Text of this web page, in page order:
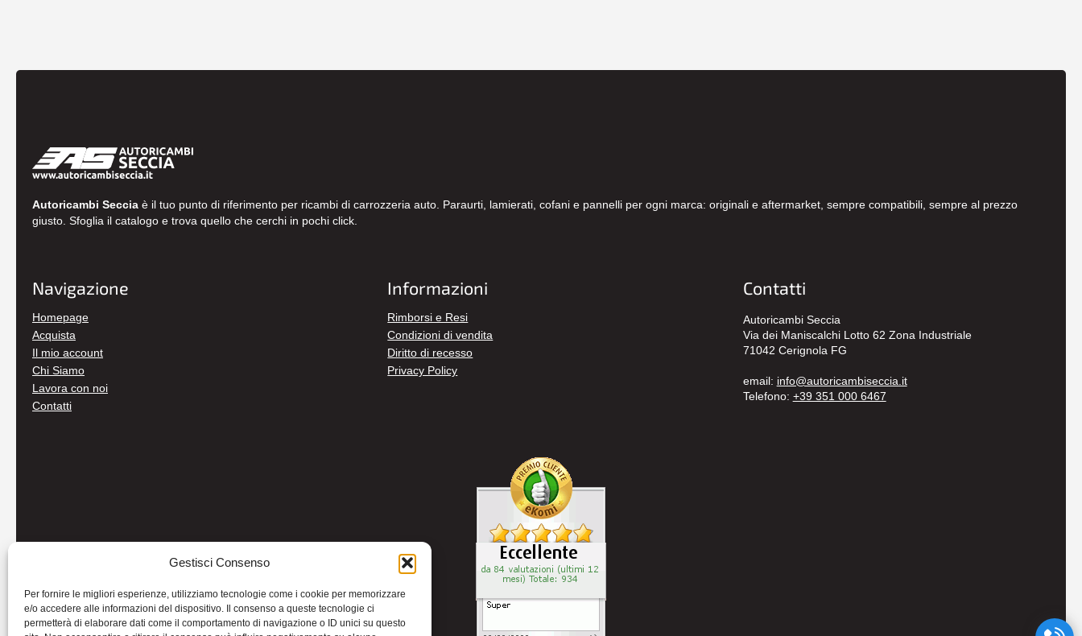
Gestisci Consenso
Per fornire le migliori esperienze, utilizziamo tecnologie come i cookie per memorizzare
e/o accedere alle informazioni del dispositivo. Il consenso a queste tecnologie ci
permetterà di elaborare dati come il comportamento di navigazione o ID unici su questo
Autoricambi Seccia è il tuo punto di riferimento per ricambi di carrozzeria auto. Paraurti, lamierati, cofani e pannelli per ogni marca: originali e aftermarket, sempre compatibili, sempre al prezzo
giusto. Sfoglia il catalogo e trova quello che cerchi in pochi click.
Navigazione
Homepage
Acquista
Il mio account
Chi Siamo
Lavora con noi
Contatti
Informazioni
Rimborsi e Resi
Condizioni di vendita
Diritto di recesso
Privacy Policy
Contatti
Autoricambi Seccia
Via dei Maniscalchi Lotto 62 Zona Industriale
71042 Cerignola FG
email: info@autoricambiseccia.it
Telefono: +39 351 000 6467